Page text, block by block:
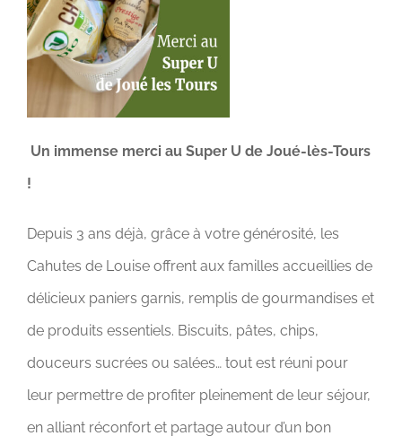
DON & ADHÉSION
Un immense merci au Super U de Joué-lès-Tours
!
Depuis 3 ans déjà, grâce à votre générosité, les
Cahutes de Louise offrent aux familles accueillies de
délicieux paniers garnis, remplis de gourmandises et
de produits essentiels. Biscuits, pâtes, chips,
douceurs sucrées ou salées… tout est réuni pour
leur permettre de profiter pleinement de leur séjour,
en alliant réconfort et partage autour d’un bon